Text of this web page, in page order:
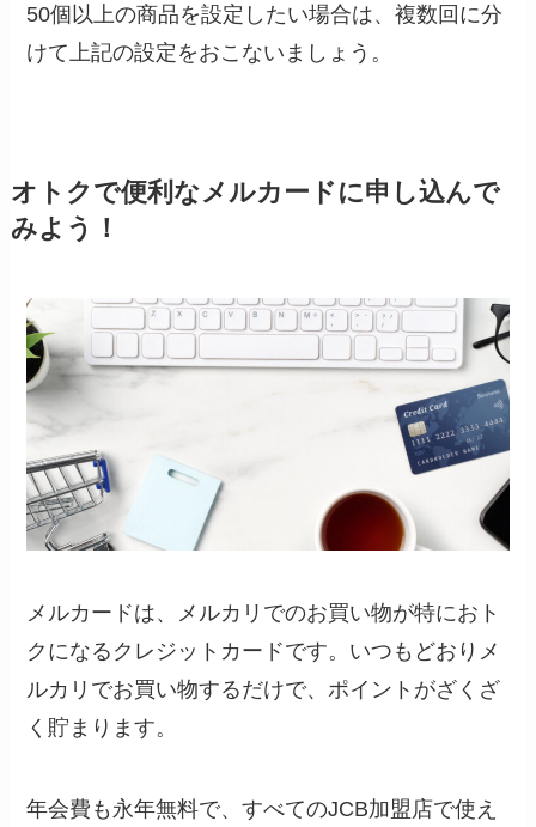
50個以上の商品を設定したい場合は、複数回に分
けて上記の設定をおこないましょう。
オトクで便利なメルカードに申し込んで
みよう！
メルカードは、メルカリでのお買い物が特におト
クになるクレジットカードです。いつもどおりメ
ルカリでお買い物するだけで、ポイントがざくざ
く貯まります。
年会費も永年無料で、すべてのJCB加盟店で使え